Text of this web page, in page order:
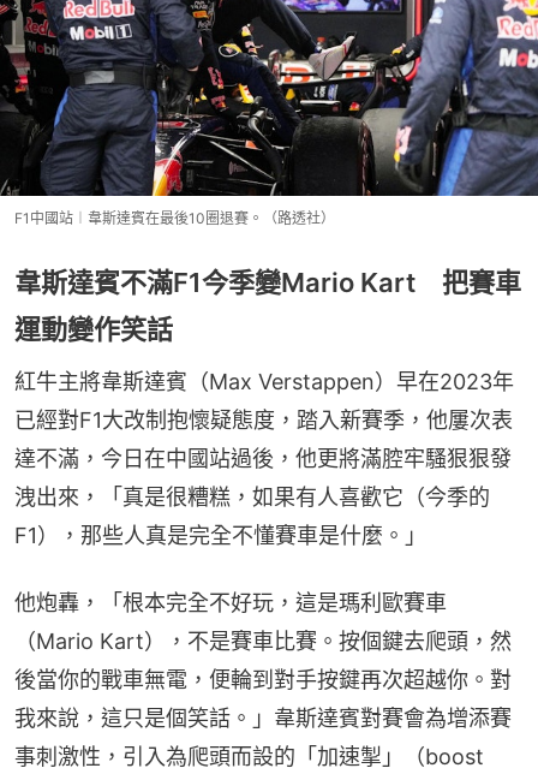
F1中國站︱韋斯達賓在最後10圈退賽。（路透社）
韋斯達賓不滿F1今季變Mario Kart 把賽車
運動變作笑話
紅牛主將韋斯達賓（Max Verstappen）早在2023年
已經對F1大改制抱懷疑態度，踏入新賽季，他屢次表
達不滿，今日在中國站過後，他更將滿腔牢騷狠狠發
洩出來，「真是很糟糕，如果有人喜歡它（今季的
F1），那些人真是完全不懂賽車是什麼。」
他炮轟，「根本完全不好玩，這是瑪利歐賽車
（Mario Kart），不是賽車比賽。按個鍵去爬頭，然
後當你的戰車無電，便輪到對手按鍵再次超越你。對
我來說，這只是個笑話。」韋斯達賓對賽會為增添賽
事刺激性，引入為爬頭而設的「加速掣」（boost